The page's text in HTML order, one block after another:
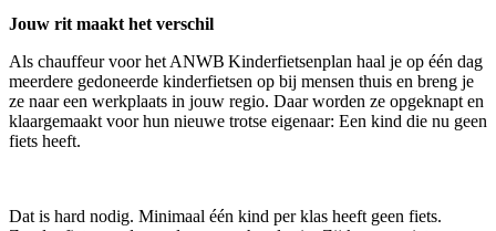
Jouw rit maakt het verschil
Als chauffeur voor het ANWB Kinderfietsenplan haal je op één dag
meerdere gedoneerde kinderfietsen op bij mensen thuis en breng je
ze naar een werkplaats in jouw regio. Daar worden ze opgeknapt en
klaargemaakt voor hun nieuwe trotse eigenaar: Een kind die nu geen
fiets heeft.
Dat is hard nodig. Minimaal één kind per klas heeft geen fiets.